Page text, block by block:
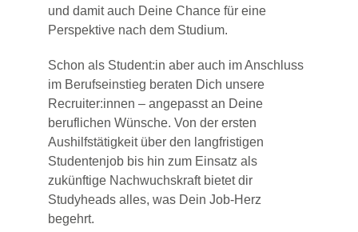
und damit auch Deine Chance für eine
Perspektive nach dem Studium.
Schon als Student:in aber auch im Anschluss
im Berufseinstieg beraten Dich unsere
Recruiter:innen – angepasst an Deine
beruflichen Wünsche. Von der ersten
Aushilfstätigkeit über den langfristigen
Studentenjob bis hin zum Einsatz als
zukünftige Nachwuchskraft bietet dir
Studyheads alles, was Dein Job-Herz
begehrt.